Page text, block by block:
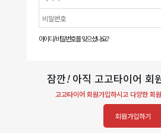
아이디/비밀번호를 잊으셨나요?
잠깐!아직 고고타이어 회
고고타이어 회원가입하시고 다양한 회
회원가입하기